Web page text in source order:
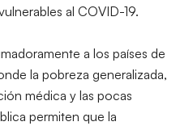
al COVID-19.
a los países de
la pobreza generalizada,
médica y las pocas
permiten que la